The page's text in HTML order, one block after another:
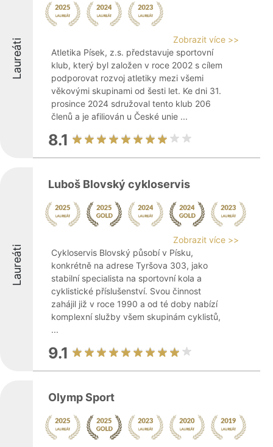
Laureáti
Zobrazit více >>
Atletika Písek, z.s. představuje sportovní
klub, který byl založen v roce 2002 s cílem
podporovat rozvoj atletiky mezi všemi
věkovými skupinami od šesti let. Ke dni 31.
prosince 2024 sdružoval tento klub 206
členů a je afiliován u České unie ...
8.1
Laureáti
Luboš Blovský cykloservis
Zobrazit více >>
Cykloservis Blovský působí v Písku,
konkrétně na adrese Tyršova 303, jako
stabilní specialista na sportovní kola a
cyklistické příslušenství. Svou činnost
zahájil již v roce 1990 a od té doby nabízí
komplexní služby všem skupinám cyklistů,
...
9.1
Olymp Sport